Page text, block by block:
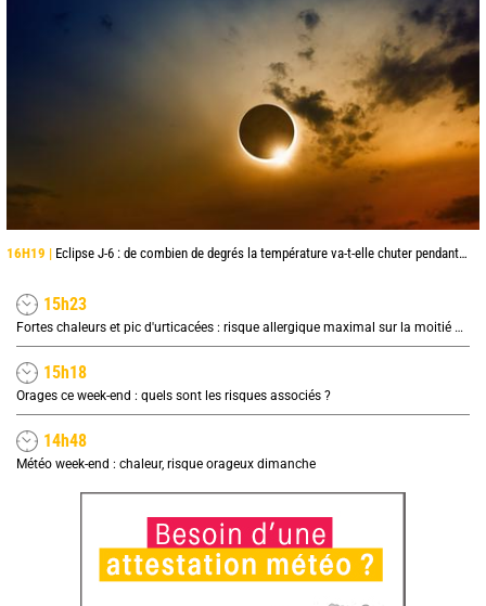
16H19 | Eclipse J-6 : de combien de degrés la température va-t-elle chuter pendant l'éclipse du 12 août ?
15h23
Fortes chaleurs et pic d'urticacées : risque allergique maximal sur la moitié nord ce vendredi
15h18
Orages ce week-end : quels sont les risques associés ?
14h48
Météo week-end : chaleur, risque orageux dimanche